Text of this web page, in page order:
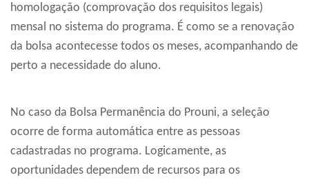
homologação (comprovação dos requisitos legais)
mensal no sistema do programa. É como se a renovação
da bolsa acontecesse todos os meses, acompanhando de
perto a necessidade do aluno.
No caso da Bolsa Permanência do Prouni, a seleção
ocorre de forma automática entre as pessoas
cadastradas no programa. Logicamente, as
oportunidades dependem de recursos para os